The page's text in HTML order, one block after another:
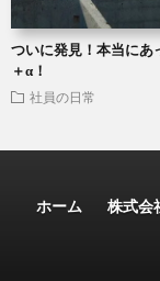
ついに発見！本当にあ
＋α！
社員の日常
ホーム 株式会